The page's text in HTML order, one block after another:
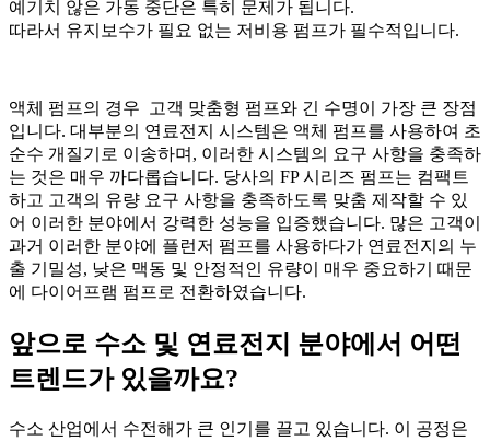
예기치 않은 가동 중단은 특히 문제가 됩니다.
따라서 유지보수가 필요 없는 저비용 펌프가 필수적입니다.
액체 펌프의 경우 고객 맞춤형 펌프와 긴 수명이 가장 큰 장점
입니다. 대부분의 연료전지 시스템은 액체 펌프를 사용하여 초
순수 개질기로 이송하며, 이러한 시스템의 요구 사항을 충족하
는 것은 매우 까다롭습니다. 당사의 FP 시리즈 펌프는 컴팩트
하고 고객의 유량 요구 사항을 충족하도록 맞춤 제작할 수 있
어 이러한 분야에서 강력한 성능을 입증했습니다. 많은 고객이
과거 이러한 분야에 플런저 펌프를 사용하다가 연료전지의 누
출 기밀성, 낮은 맥동 및 안정적인 유량이 매우 중요하기 때문
에 다이어프램 펌프로 전환하였습니다.
앞으로 수소 및 연료전지 분야에서 어떤
트렌드가 있을까요?
수소 산업에서 수전해가 큰 인기를 끌고 있습니다. 이 공정은